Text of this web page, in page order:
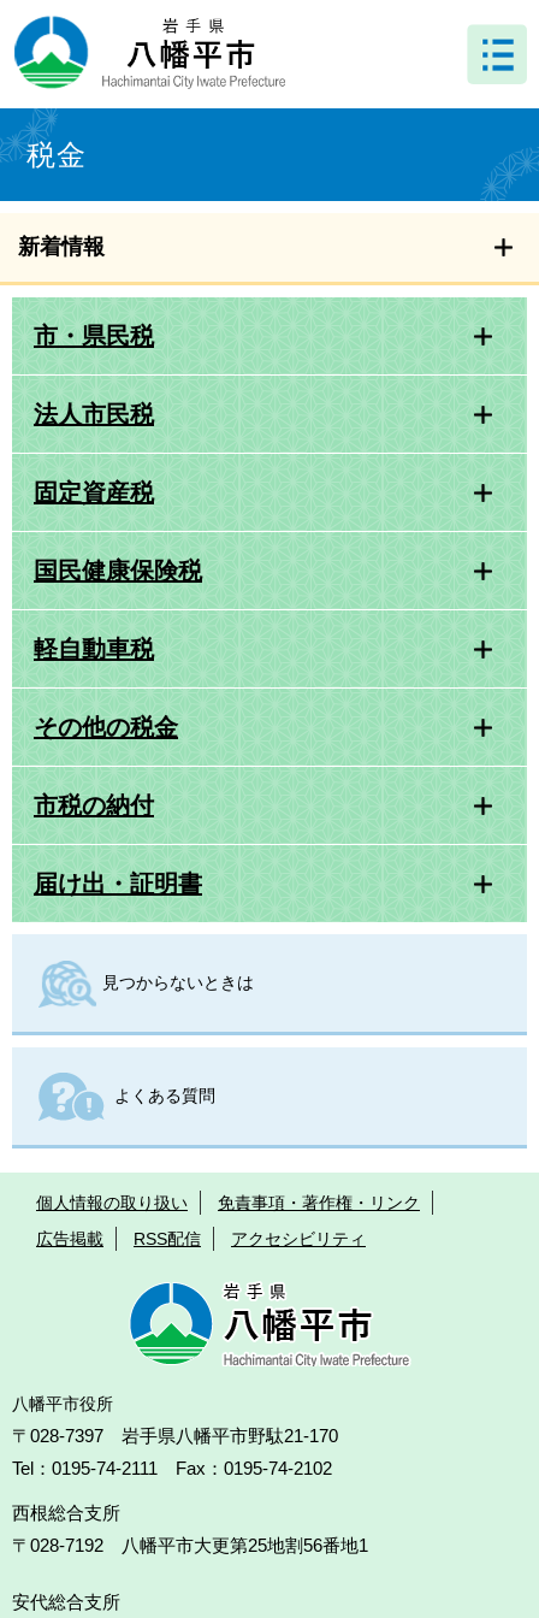
ー
ジ
先
頭
で
ニ
ュ
を
飛
ば
へ
文 税金
新着情報
市・県民税
法人市民税
固定資産税
国民健康保険税
軽自動車税
その他の税金
市税の納付
届け出・証明書
見つからないときは
よくある質問
個人情報の取り扱い
免責事項・著作権・リンク
広告掲載
RSS配信 アクセシビリティ
八幡平市役所
〒028-7397 岩手県八幡平市野駄21-170
Tel：0195-74-2111 Fax：0195-74-2102
西根総合支所
〒028-7192
八幡平市大更第25地割56番地1
安代総合支所